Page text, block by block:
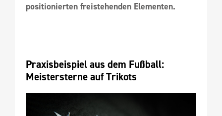
positionierten freistehenden Elementen.
Praxisbeispiel aus dem Fußball:
Meistersterne auf Trikots